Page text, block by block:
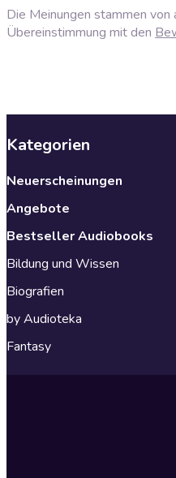
Die Meinungen stammen
Übereinstimmung mit den
Kategorien
Neuerscheinungen
Angebote
Bestseller Audiobooks
Bildung und Wissen
Biografien
by Audioteka
Fantasy